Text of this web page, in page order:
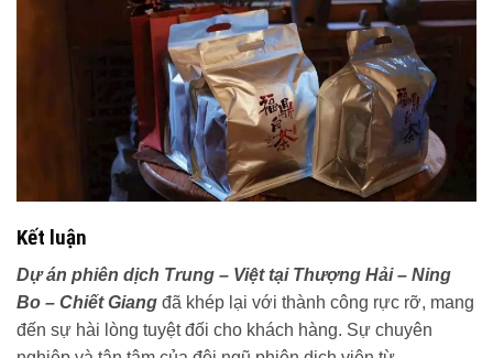
Kết luận
Dự án phiên dịch Trung – Việt tại Thượng Hải – Ning
Bo – Chiết Giang đã khép lại với thành công rực rỡ, mang
đến sự hài lòng tuyệt đối cho khách hàng. Sự chuyên